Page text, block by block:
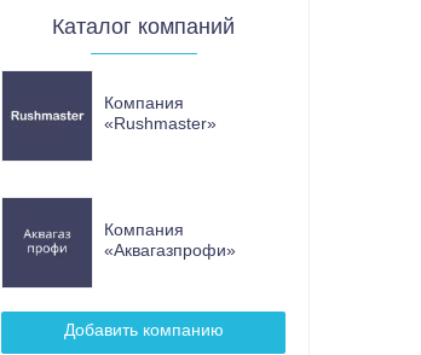
Каталог компаний
Компания
«Rushmaster»
Компания
«Аквагазпрофи»
Добавить компанию